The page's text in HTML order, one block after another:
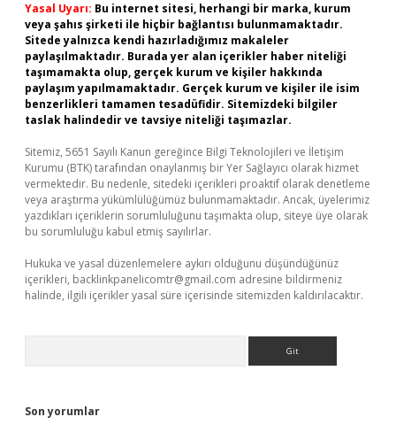
Yasal Uyarı: Bu internet sitesi, herhangi bir marka, kurum
veya şahıs şirketi ile hiçbir bağlantısı bulunmamaktadır.
Sitede yalnızca kendi hazırladığımız makaleler
paylaşılmaktadır. Burada yer alan içerikler haber niteliği
taşımamakta olup, gerçek kurum ve kişiler hakkında
paylaşım yapılmamaktadır. Gerçek kurum ve kişiler ile isim
benzerlikleri tamamen tesadüfidir. Sitemizdeki bilgiler
taslak halindedir ve tavsiye niteliği taşımazlar.
Sitemiz, 5651 Sayılı Kanun gereğince Bilgi Teknolojileri ve İletişim
Kurumu (BTK) tarafından onaylanmış bir Yer Sağlayıcı olarak hizmet
vermektedir. Bu nedenle, sitedeki içerikleri proaktif olarak denetleme
veya araştırma yükümlülüğümüz bulunmamaktadır. Ancak, üyelerimiz
yazdıkları içeriklerin sorumluluğunu taşımakta olup, siteye üye olarak
bu sorumluluğu kabul etmiş sayılırlar.
Hukuka ve yasal düzenlemelere aykırı olduğunu düşündüğünüz
içerikleri, backlinkpanelicomtr@gmail.com adresine bildirmeniz
halinde, ilgili içerikler yasal süre içerisinde sitemizden kaldırılacaktır.
Son yorumlar